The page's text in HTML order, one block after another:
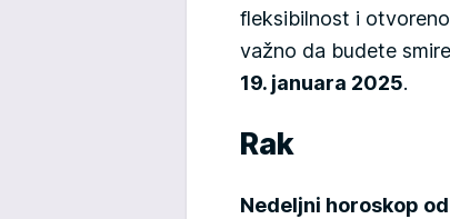
fleksibilnost i
važno da budete
19. januara 2025.
Rak
Nedeljni horoskop